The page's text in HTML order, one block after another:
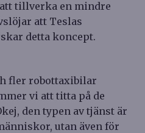
tillverka en mindre
att Teslas
detta koncept.
fler robottaxibilar
vi att titta på de
den typen av tjänst är
utan även för